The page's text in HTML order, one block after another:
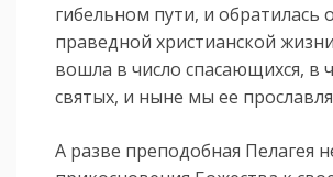
гибельном пути, и обратилась
праведной христианской
вошла в число спасающихся, в
святых, и ныне мы ее
А разве преподобная Пелагея